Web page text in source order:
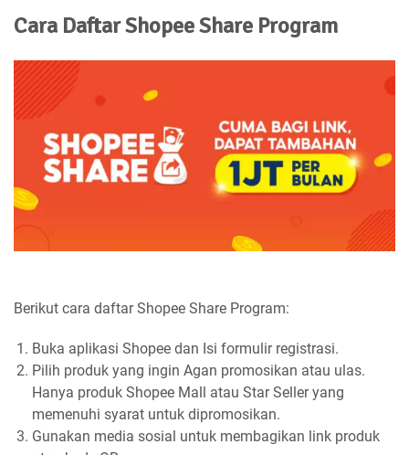
Cara Daftar Shopee Share Program
Berikut cara daftar Shopee Share Program:
Buka aplikasi Shopee dan Isi formulir registrasi.
Pilih produk yang ingin Agan promosikan atau ulas.
Hanya produk Shopee Mall atau Star Seller yang
memenuhi syarat untuk dipromosikan.
Gunakan media sosial untuk membagikan link produk